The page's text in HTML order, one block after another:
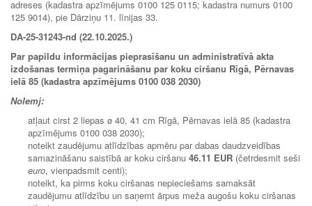
adreses (kadastra apzīmējums 0100 125 0115; kadastra numurs 0100
125 9014), pie Dārziņu 11. līnijas 33.
DA-25-31243-nd (22.10.2025.)
Par papildu informācijas pieprasīšanu un administratīvā akta
izdošanas termiņa pagarināšanu par koku ciršanu Rīgā, Pērnavas
ielā 85 (kadastra apzīmējums 0100 038 2030)
Nolemj:
atļaut cirst 2 liepas ø 40, 41 cm Rīgā, Pērnavas ielā 85 (kadastra
apzīmējums 0100 038 2030);
noteikt zaudējumu atlīdzības apmēru par dabas daudzveidības
samazināšanu saistībā ar koku ciršanu 46.11 EUR (četrdesmit seši
euro, vienpadsmit centi);
noteikt, ka pirms koku ciršanas nepieciešams samaksāt
zaudējumu atlīdzību un saņemt ārpus meža augošu koku ciršanas